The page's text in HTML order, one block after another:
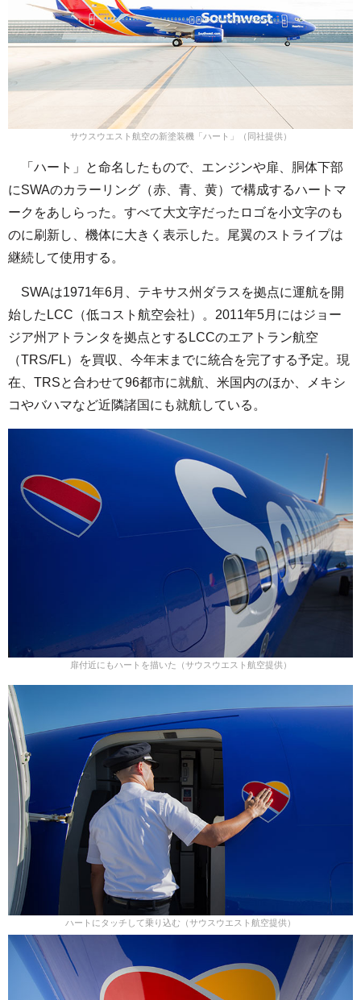
サウスウエスト航空の新塗装機「ハート」（同社提供）
「ハート」と命名したもので、エンジンや扉、胴体下部
にSWAのカラーリング（赤、青、黄）で構成するハートマ
ークをあしらった。すべて大文字だったロゴを小文字のも
のに刷新し、機体に大きく表示した。尾翼のストライプは
継続して使用する。
SWAは1971年6月、テキサス州ダラスを拠点に運航を開
始したLCC（低コスト航空会社）。2011年5月にはジョー
ジア州アトランタを拠点とするLCCのエアトラン航空
（TRS/FL）を買収、今年末までに統合を完了する予定。現
在、TRSと合わせて96都市に就航、米国内のほか、メキシ
コやバハマなど近隣諸国にも就航している。
扉付近にもハートを描いた（サウスウエスト航空提供）
ハートにタッチして乗り込む（サウスウエスト航空提供）